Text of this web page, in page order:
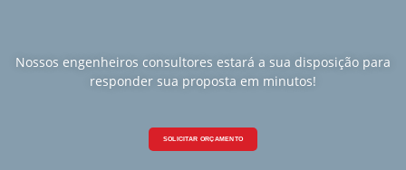
Nossos engenheiros consultores estará a sua disposição para
responder sua proposta em minutos!
SOLICITAR ORÇAMENTO